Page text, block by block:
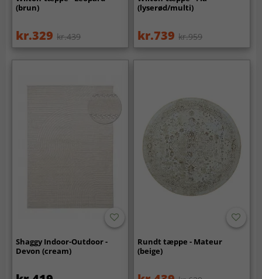
(brun)
kr.329 kr.439
(lyserød/multi)
kr.739 kr.959
Shaggy Indoor-Outdoor -
Devon (cream)
Rundt tæppe - Mateur
(beige)